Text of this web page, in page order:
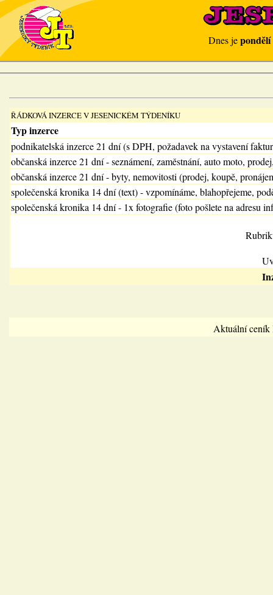
Dnes jepondělí
ŘÁDKOVÁ INZERCE V JESENICKÉM TÝDENÍKU
Typ inzerce
podnikatelská inzerce 21 dní (s DPH, požadavek na vystavení
občanská inzerce 21 dní - seznámení, zaměstnání, auto moto,
občanská inzerce 21 dní - byty, nemovitosti (prodej, koupě,
společenská kronika 14 dní (text) - vzpomínáme, blahopřejeme,
společenská kronika 14 dní - 1x fotografie (foto pošlete na adresu
Aktuální ceník